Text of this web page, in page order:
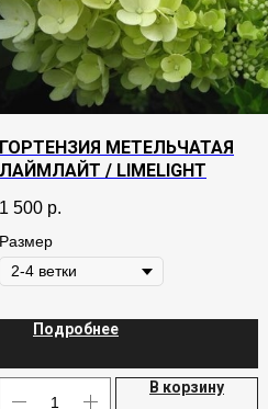
ГОРТЕНЗИЯ МЕТЕЛЬЧАТАЯ
ЛАЙМЛАЙТ / LIMELIGHT
1 500 р.
Размер
Подробнее
В корзину